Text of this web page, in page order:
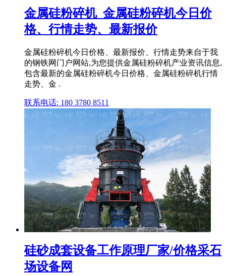
金属硅粉碎机_金属硅粉碎机今日价
格、行情走势、最新报价
金属硅粉碎机今日价格、最新报价、行情走势来自于我
的钢铁网门户网站,为您提供金属硅粉碎机产业资讯信息,
包含最新的金属硅粉碎机今日价格、金属硅粉碎机行情
走势、金 .
联系电话: 180 3780 8511
硅砂成套设备工作原理厂家/价格采石
场设备网